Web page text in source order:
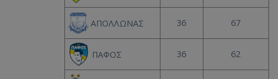
ΑΠΟΛΛΩΝΑΣ 36 67
ΠΑΦΟΣ 36 62